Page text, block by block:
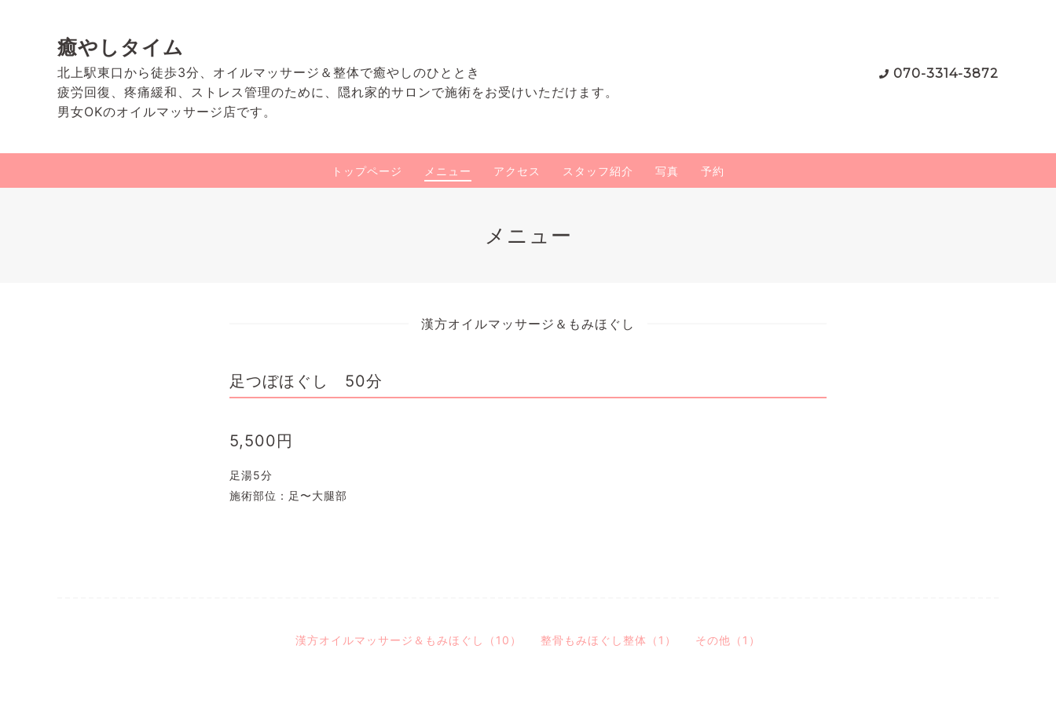
癒やしタイム
北上駅東口から徒歩3分、オイルマッサージ＆整体で癒やしのひととき
疲労回復、疼痛緩和、ストレス管理のために、隠れ家的サロンで施術をお受けいただけます。
男女OKのオイルマッサージ店です。
070-3314-3872
トップページ メニュー アクセス スタッフ紹介 写真 予約
メニュー
漢方オイルマッサージ＆もみほぐし
足つぼほぐし 50分
5,500円
足湯5分
施術部位：足〜大腿部
漢方オイルマッサージ＆もみほぐし（10） 整骨もみほぐし整体（1） その他（1）